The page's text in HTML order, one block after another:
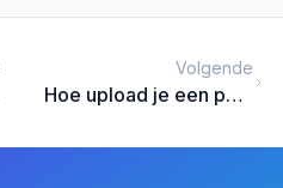
Volgende
Hoe upload je een pdf-
website?